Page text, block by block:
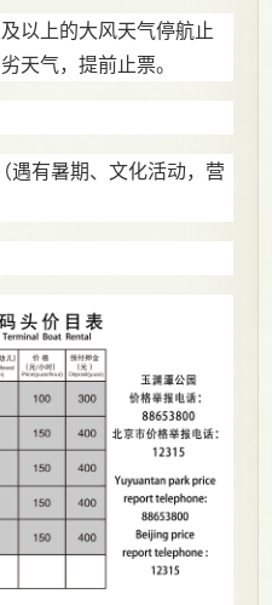
以上的大风天气停航止
天气，提前止票。
遇有暑期、文化活动，营